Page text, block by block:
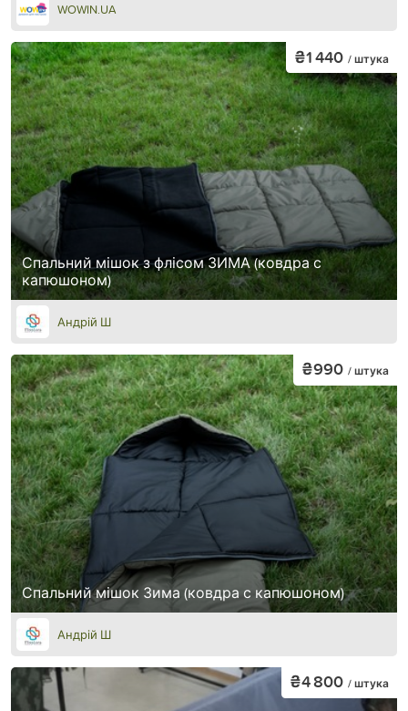
WOWIN.UA
Спальний мішок з флісом ЗИМА (ковдра с
капюшоном)
₴1 440 / штука
Андрій Ш
Спальний мішок Зима (ковдра с капюшоном)
₴990 / штука
Андрій Ш
₴4 800 / штука